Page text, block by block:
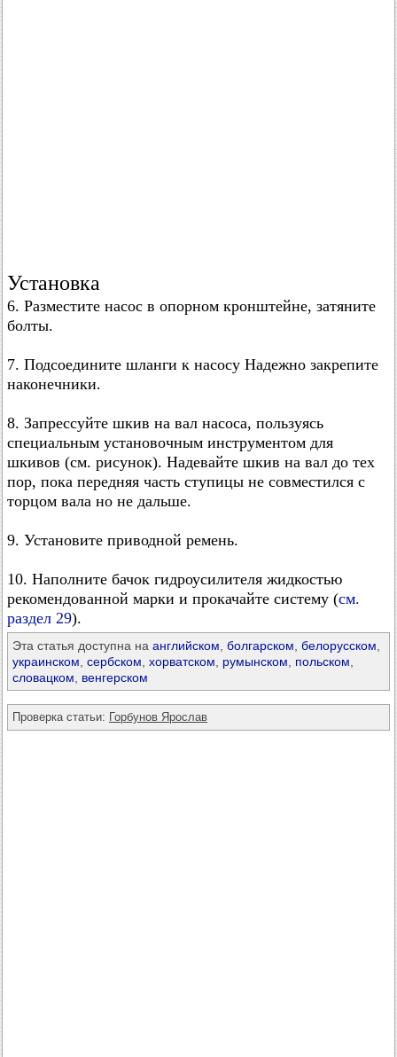
Установка
6. Разместите насос в опорном кронштейне, затяните
болты.
7. Подсоедините шланги к насосу Надежно закрепите
наконечники.
8. Запрессуйте шкив на вал насоса, пользуясь
специальным установочным инструментом для
шкивов (см. рисунок). Надевайте шкив на вал до тех
пор, пока передняя часть ступицы не совместился с
торцом вала но не дальше.
9. Установите приводной ремень.
10. Наполните бачок гидроусилителя жидкостью
рекомендованной марки и прокачайте систему (см.
раздел 29).
Эта статья доступна на английском болгарском белорусском
украинском сербском хорватском румынском польском
словацком
венгерском
Проверка статьи: Горбунов Ярослав